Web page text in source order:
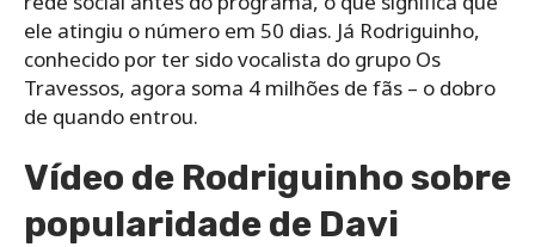
ele atingiu o número em 50 dias. Já Rodriguinho,
conhecido por ter sido vocalista do grupo Os
Travessos, agora soma 4 milhões de fãs – o dobro
de quando entrou.
Vídeo de Rodriguinho sobre
popularidade de Davi